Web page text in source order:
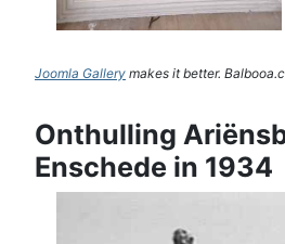
Joomla Gallery makes it better.
Onthulling
Enschede in 1934